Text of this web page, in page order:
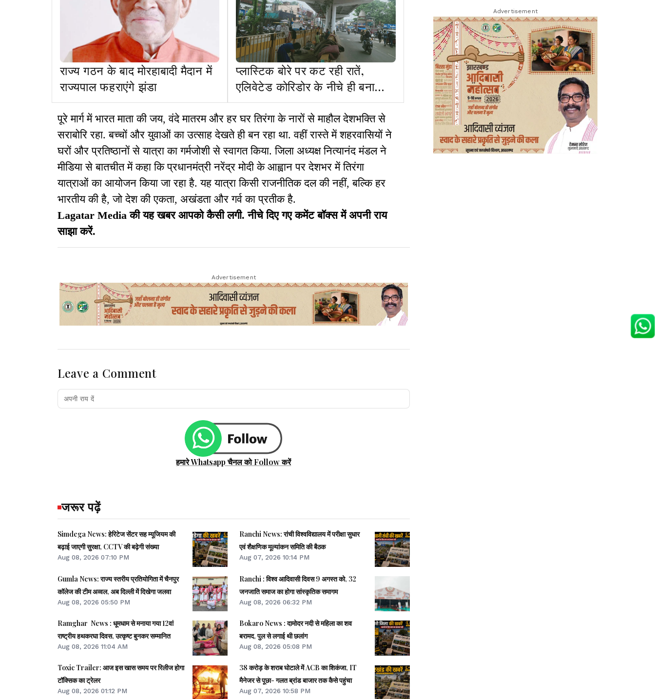
राज्य गठन के बाद मोरहाबादी मैदान में
राज्यपाल फहराएंगे झंडा
प्लास्टिक बोरे पर कट रही रातें,
एलिवेटेड कोरिडोर के नीचे ही बना
लिया ठिकाना
पूरे मार्ग में भारत माता की जय, वंदे मातरम और हर घर तिरंगा के नारों से माहौल देशभक्ति से
सराबोरि रहा. बच्चों और युवाओं का उत्साह देखते ही बन रहा था. वहीं रास्ते में शहरवासियों ने
घरों और प्रतिष्ठानों से यात्रा का गर्मजोशी से स्वागत किया. जिला अध्यक्ष नित्यानंद मंडल ने
मीडिया से बातचीत में कहा कि प्रधानमंत्री नरेंद्र मोदी के आह्वान पर देशभर में तिरंगा
यात्राओं का आयोजन किया जा रहा है. यह यात्रा किसी राजनीतिक दल की नहीं, बल्कि हर
भारतीय की है, जो देश की एकता, अखंडता और गर्व का प्रतीक है.
Lagatar Media की यह खबर आपको कैसी लगी. नीचे दिए गए कमेंट बॉक्स में अपनी राय
साझा करें.
Advertisement
Leave a Comment
हमारे Whatsapp चैनल को Follow करें
जरूर पढ़ें
Simdega News: हेरिटेज सेंटर सह म्यूजियम की
बढ़ाई जाएगी सुरक्षा, CCTV की बढ़ेगी संख्या
Aug 08, 2026 07:10 PM
Gumla News: राज्य स्तरीय प्रतियोगिता में चैनपुर
कॉलेज की टीम अव्वल, अब दिल्ली में दिखेगा जलवा
Aug 08, 2026 05:50 PM
Ramghar News : धूमधाम से मनाया गया 12वां
राष्ट्रीय हथकरघा दिवस, उत्कृष्ट बुनकर सम्मानित
Aug 08, 2026 11:04 AM
Toxic Trailer: आज इस खास समय पर रिलीज होगा
टॉक्सिक का ट्रेलर
Aug 08, 2026 01:12 PM
Ranchi News: रांची विश्वविद्यालय में परीक्षा सुधार
एवं शैक्षणिक मूल्यांकन समिति की बैठक
Aug 07, 2026 10:14 PM
Ranchi : विश्व आदिवासी दिवस 9 अगस्त को, 32
जनजाति समाज का होगा सांस्कृतिक समागम
Aug 08, 2026 06:32 PM
Bokaro News : दामोदर नदी से महिला का शव
बरामद, पुल से लगाई थी छलांग
Aug 08, 2026 05:08 PM
38 करोड़ के शराब घोटाले में ACB का शिकंजा, IT
मैनेजर से पूछा- गलत ब्रांड बाजार तक कैसे पहुंचा
Aug 07, 2026 10:58 PM
Advertisement